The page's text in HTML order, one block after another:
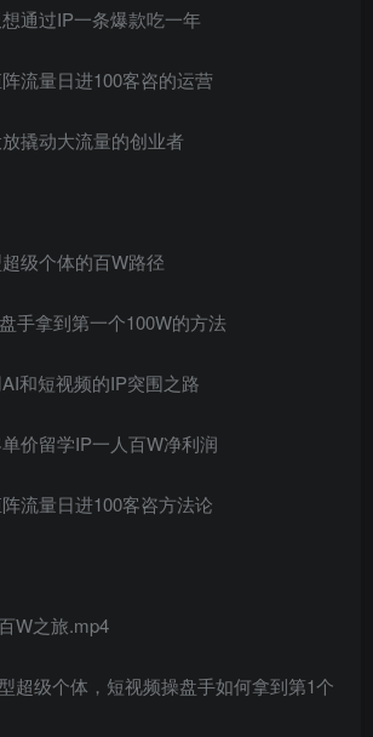
通过IP一条爆款吃一年
流量日进100客咨的运营
撬动大流量的创业者
级个体的百W路径
手拿到第一个100W的方法
和短视频的IP突围之路
价留学IP一人百W净利润
流量日进100客咨方法论
W之旅.mp4
超级个体，短视频操盘手如何拿到第1个